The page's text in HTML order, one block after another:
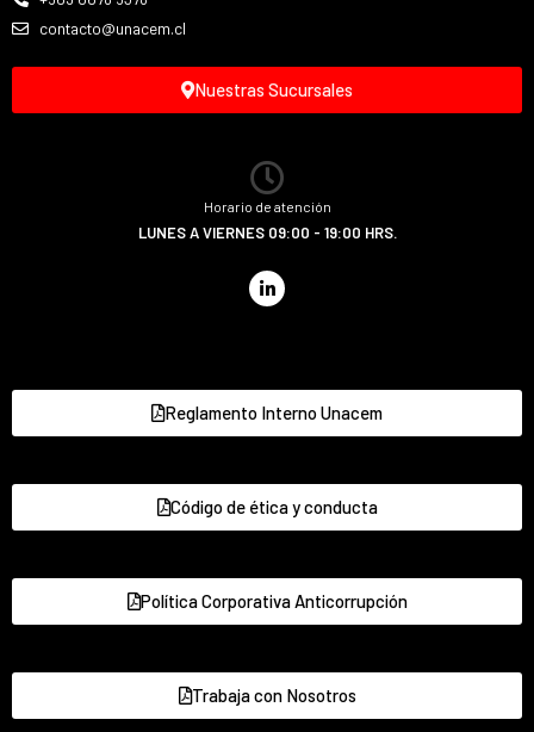
contacto@unacem.cl
Nuestras Sucursales
Horario de atención
LUNES A VIERNES 09:00 - 19:00 HRS.
Reglamento Interno Unacem
Código de ética y conducta
Política Corporativa Anticorrupción
Trabaja con Nosotros